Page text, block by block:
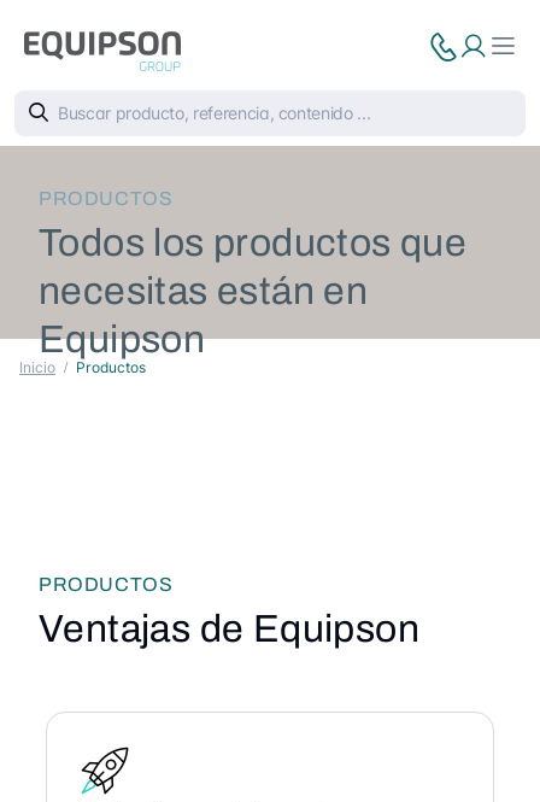
PRODUCTOS
Todos los productos que
necesitas están en
Equipson
Inicio Productos
PRODUCTOS
Ventajas de Equipson